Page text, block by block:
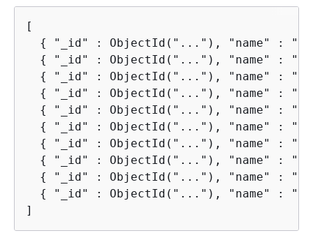
[
{
"_id" : ObjectId("..."), "name" :
{
"_id" : ObjectId("..."), "name" :
{
"_id" : ObjectId("..."), "name" :
{
"_id" : ObjectId("..."), "name" :
{
"_id" : ObjectId("..."), "name" :
{
"_id" : ObjectId("..."), "name" :
{
"_id" : ObjectId("..."), "name" :
{
"_id" : ObjectId("..."), "name" :
{
"_id" : ObjectId("..."), "name" :
{
"_id" : ObjectId("..."), "name" :
]